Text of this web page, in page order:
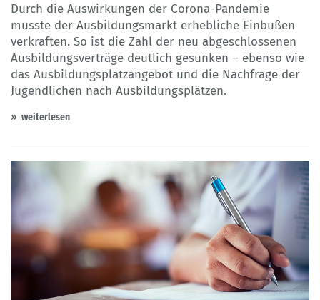
Durch die Auswirkungen der Corona-Pandemie
musste der Ausbildungsmarkt erhebliche Einbußen
verkraften. So ist die Zahl der neu abgeschlossenen
Ausbildungsverträge deutlich gesunken – ebenso wie
das Ausbildungsplatzangebot und die Nachfrage der
Jugendlichen nach Ausbildungsplätzen.
weiterlesen